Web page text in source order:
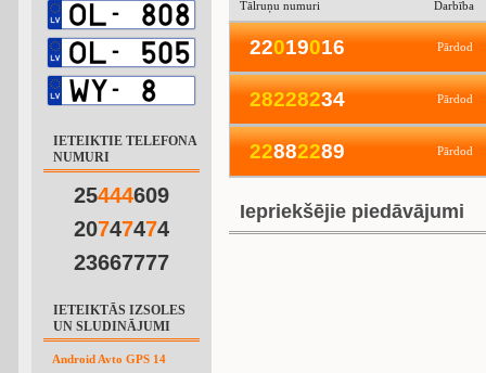
IETEIKTIE TELEFONA
NUMURI
25444609
20747474
23667777
IETEIKTĀS IZSOLES
UN SLUDINĀJUMI
Android Avto GPS 14
Tālruņu numuri Darbība
22019016 Pārdod
28228234 Pārdod
22882289 Pārdod
Iepriekšējie piedāvājumi